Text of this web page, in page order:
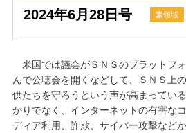
2024年6月28日号 素領域
米国では議会がＳＮＳのプラットフ
んで公聴会を開くなどして、ＳＮＳ上
供たちを守ろうという声が高まってい
かりでなく、インターネットの有害な
ディア利用、詐欺、サイバー攻撃など